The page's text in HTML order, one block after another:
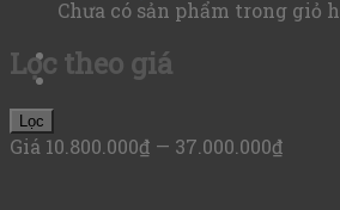
Chưa có sản phẩm trong giỏ
Lọc theo giá
Lọc
Giá 10.800.000₫ — 37.000.000₫